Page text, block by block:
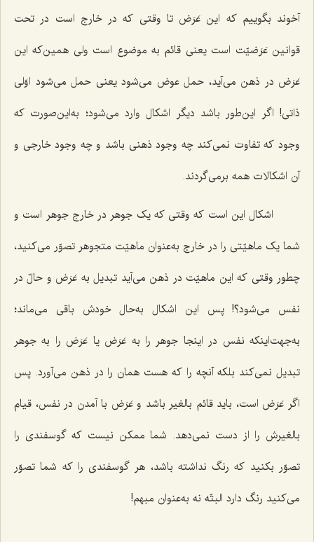
آخوند بگوییم که این عَرَض تا وقتى که در خارج است در تحت
قوانین عَرَضیّت است یعنى قائم به موضوع است ولی همین‌که این
عَرَض در ذهن مى‌آید، حمل عوض مى‌شود یعنی حمل مى‌شود اوّلى
ذاتى! اگر این‌طور باشد دیگر اشکال وارد مى‌شود؛ به‌این‌صورت که
وجود که تفاوت نمى‌کند چه وجود ذهنى باشد و چه وجود خارجى و
آن اشکالات همه برمى‌گردند.
اشکال این است که وقتى که یک جوهر در خارج جوهر است و
شما یک ماهیّتى را در خارج به‌عنوان ماهیّت متجوهر تصوّر مى‌کنید،
چطور وقتى که این ماهیّت در ذهن مى‌آید تبدیل به عَرَض و حالّ در
نفس مى‌شود؟! پس این اشکال به‌حال خودش باقى مى‌ماند؛
به‌جهت‌اینکه نفس در اینجا جوهر را به عَرَض یا عَرَض را به جوهر
تبدیل نمى‌کند بلکه آنچه را که هست همان را در ذهن مى‌آورد. پس
اگر عَرَض است، باید قائم بالغیر باشد و عَرَض با آمدن در نفس، قیام
بالغیرش را از دست نمى‌دهد. شما ممکن نیست که گوسفندى را
تصوّر بکنید که رنگ نداشته باشد، هر گوسفندى را که شما تصوّر
مى‌کنید رنگ دارد البتّه نه به‌عنوان مبهم!